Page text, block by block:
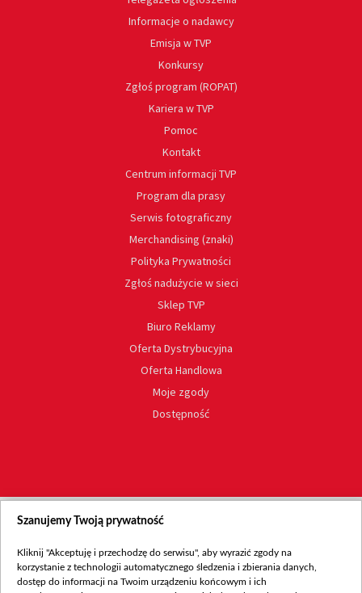
Informacje o nadawcy
Emisja w TVP
Konkursy
Zgłoś program (ROPAT)
Kariera w TVP
Pomoc
Kontakt
Centrum informacji TVP
Program dla prasy
Serwis fotograficzny
Merchandising (znaki)
Polityka Prywatności
Zgłoś nadużycie w sieci
Sklep TVP
Biuro Reklamy
Oferta Dystrybucyjna
Oferta Handlowa
Moje zgody
Dostępność
Szanujemy Twoją prywatność
Kliknij "Akceptuję i przechodzę do serwisu", aby wyrazić zgody na
korzystanie z technologii automatycznego śledzenia i zbierania danych,
dostęp do informacji na Twoim urządzeniu końcowym i ich